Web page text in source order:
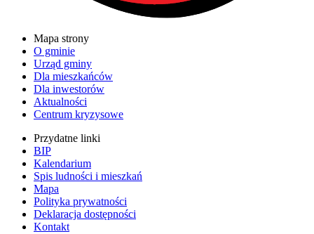
Mapa strony
O gminie
Urząd gminy
Dla mieszkańców
Dla inwestorów
Aktualności
Centrum kryzysowe
Przydatne linki
BIP
Kalendarium
Spis ludności i mieszkań
Mapa
Polityka prywatności
Deklaracja dostępności
Kontakt